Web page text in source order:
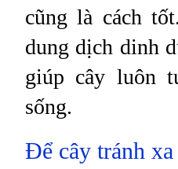
cũng là cách
dung dịch dinh
giúp cây luôn
sống.
Để cây tránh